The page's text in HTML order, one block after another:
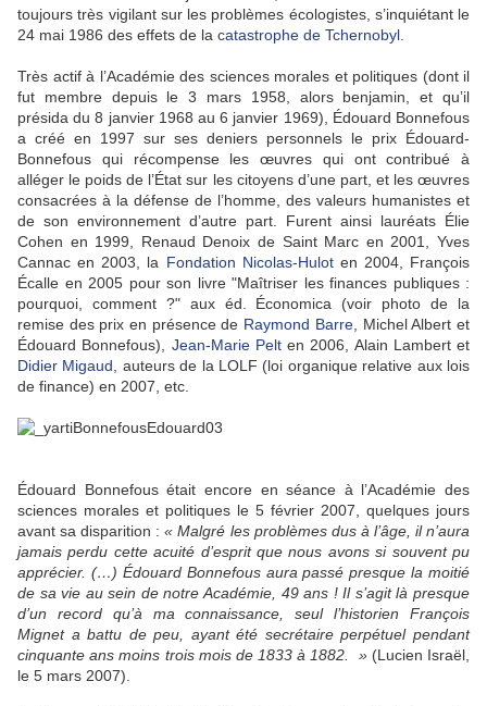
toujours très vigilant sur les problèmes écologistes, s’inquiétant le
24 mai 1986 des effets de la catastrophe de Tchernobyl
Très actif à l’Académie des sciences morales et politiques (dont il
fut membre depuis le 3 mars 1958, alors benjamin, et qu’il
présida du 8 janvier 1968 au 6 janvier 1969), Édouard Bonnefous
a créé en 1997 sur ses deniers personnels le prix Édouard-
Bonnefous qui récompense les œuvres qui ont contribué à
alléger le poids de l’État sur les citoyens d’une part, et les œuvres
consacrées à la défense de l’homme, des valeurs humanistes et
de son environnement d’autre part. Furent ainsi lauréats Élie
Cohen en 1999, Renaud Denoix de Saint Marc en 2001, Yves
Cannac en 2003, la Fondation Nicolas-Huloten 2004, François
Écalle en 2005 pour son livre "Maîtriser les finances publiques :
pourquoi, comment ?" aux éd. Économica (voir photo de la
remise des prix en présence de Raymond Barre, Michel Albert et
Édouard Bonnefous), Jean-Marie Pelten 2006, Alain Lambert et
Didier Migaud , auteurs de la LOLF (loi organique relative aux lois
de finance) en 2007, etc.
Édouard Bonnefous était encore en séance à l’Académie des
sciences morales et politiques le 5 février 2007, quelques jours
avant sa disparition :« Malgré les problèmes dus à l’âge, il n’aura
jamais perdu cette acuité d’esprit que nous avons si souvent pu
apprécier. (…) Édouard Bonnefous aura passé presque la moitié
de sa vie au sein de notre Académie, 49 ans ! Il s’agit là presque
d’un record qu’à ma connaissance, seul l’historien François
Mignet a battu de peu, ayant été secrétaire perpétuel pendant
cinquante ans moins trois mois de 1833 à 1882. »(Lucien Israël,
le 5 mars 2007).